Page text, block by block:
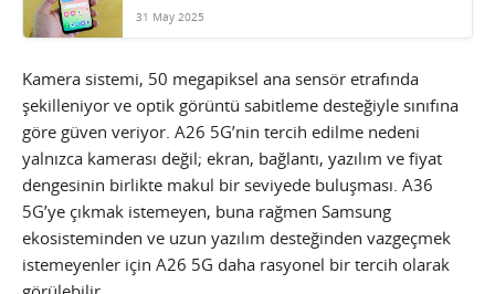
31 May 2025
Kamera sistemi, 50 megapiksel ana sensör etrafında
şekilleniyor ve optik görüntü sabitleme desteğiyle sınıfına
göre güven veriyor. A26 5G’nin tercih edilme nedeni
yalnızca kamerası değil; ekran, bağlantı, yazılım ve fiyat
dengesinin birlikte makul bir seviyede buluşması. A36
5G’ye çıkmak istemeyen, buna rağmen Samsung
ekosisteminden ve uzun yazılım desteğinden vazgeçmek
istemeyenler için A26 5G daha rasyonel bir tercih olarak